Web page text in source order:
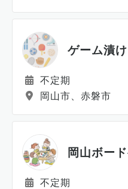
ゲーム漬け
不定期
岡山市、赤磐市
岡山ボー
不定期